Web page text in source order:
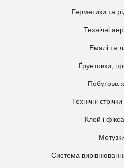
Герметики та
Технічні
Емалі та
Ґрунтовки,
Побутова
Технічні стрічки
Клей і
Мотузки
Система